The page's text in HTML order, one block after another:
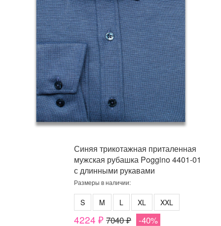
Синяя трикотажная приталенная
мужская рубашка Poggino 4401-01
с длинными рукавами
Размеры в наличии:
S M L XL XXL
4224 ₽ 7040 ₽ -40%